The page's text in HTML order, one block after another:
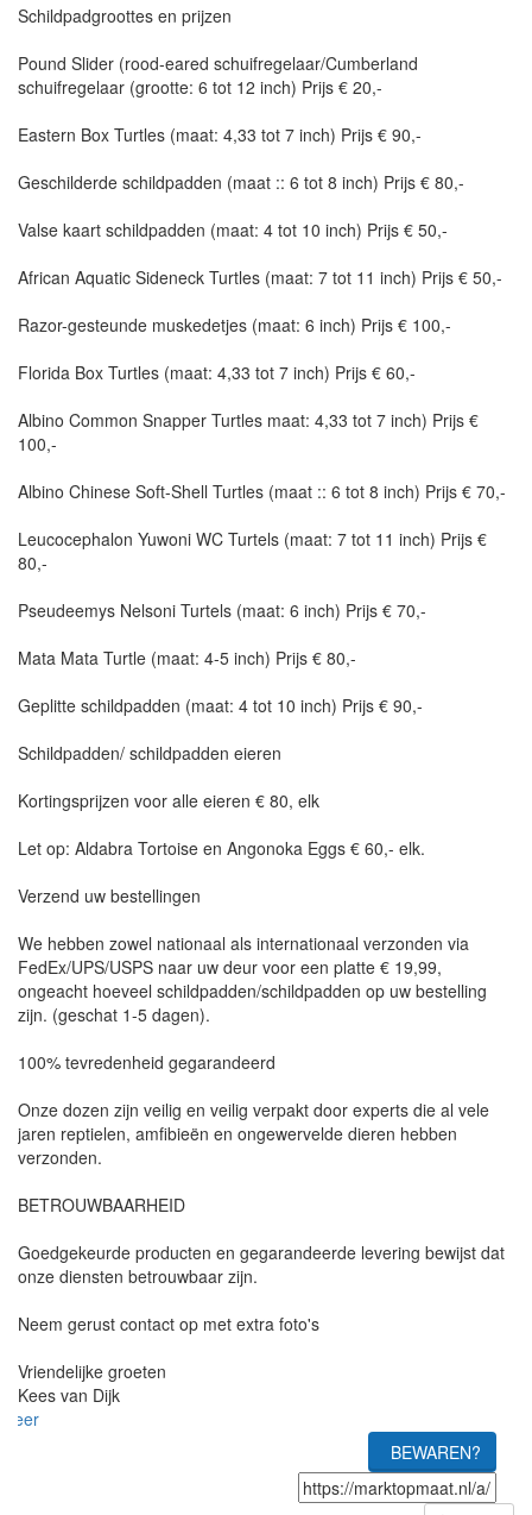
Schildpadgroottes en prijzen
Pound Slider (rood-eared schuifregelaar/Cumberland
schuifregelaar (grootte: 6 tot 12 inch) Prijs € 20,-
Eastern Box Turtles (maat: 4,33 tot 7 inch) Prijs € 90,-
Geschilderde schildpadden (maat :: 6 tot 8 inch) Prijs € 80,-
Valse kaart schildpadden (maat: 4 tot 10 inch) Prijs € 50,-
African Aquatic Sideneck Turtles (maat: 7 tot 11 inch) Prijs € 50,-
Razor-gesteunde muskedetjes (maat: 6 inch) Prijs € 100,-
Florida Box Turtles (maat: 4,33 tot 7 inch) Prijs € 60,-
Albino Common Snapper Turtles maat: 4,33 tot 7 inch) Prijs €
100,-
Albino Chinese Soft-Shell Turtles (maat :: 6 tot 8 inch) Prijs € 70,-
Leucocephalon Yuwoni WC Turtels (maat: 7 tot 11 inch) Prijs €
80,-
Pseudeemys Nelsoni Turtels (maat: 6 inch) Prijs € 70,-
Mata Mata Turtle (maat: 4-5 inch) Prijs € 80,-
Geplitte schildpadden (maat: 4 tot 10 inch) Prijs € 90,-
Schildpadden/ schildpadden eieren
Kortingsprijzen voor alle eieren € 80, elk
Let op: Aldabra Tortoise en Angonoka Eggs € 60,- elk.
Verzend uw bestellingen
We hebben zowel nationaal als internationaal verzonden via
FedEx/UPS/USPS naar uw deur voor een platte € 19,99,
ongeacht hoeveel schildpadden/schildpadden op uw bestelling
zijn. (geschat 1-5 dagen).
100% tevredenheid gegarandeerd
Onze dozen zijn veilig en veilig verpakt door experts die al vele
jaren reptielen, amfibieën en ongewervelde dieren hebben
verzonden.
BETROUWBAARHEID
Goedgekeurde producten en gegarandeerde levering bewijst dat
onze diensten betrouwbaar zijn.
Neem gerust contact op met extra foto's
Vriendelijke groeten
Kees van Dijk
meer
BEWAREN?